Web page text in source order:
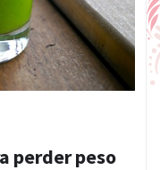
perder peso